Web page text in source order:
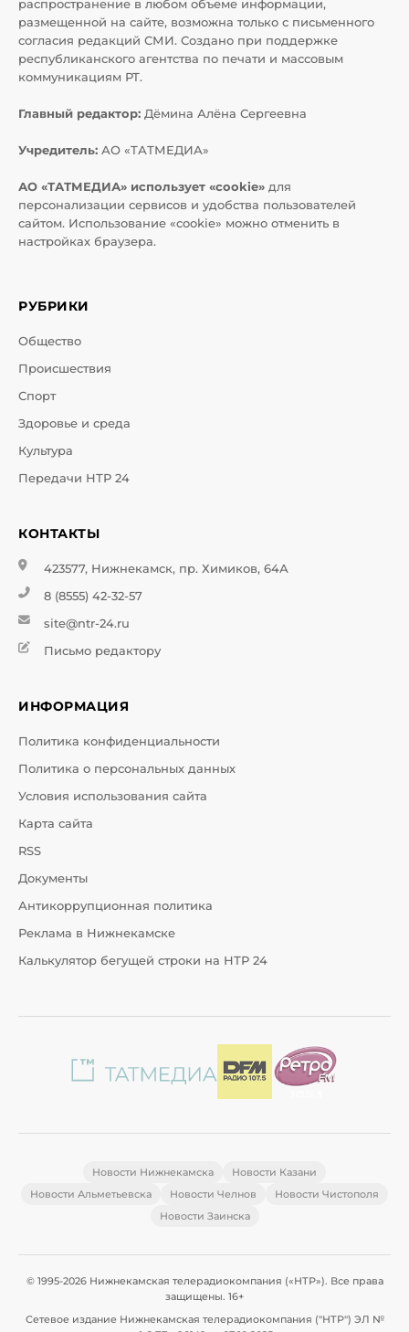
распространение в любом объеме информации,
размещенной на сайте, возможна только с письменного
согласия редакций СМИ. Создано при поддержке
республиканского агентства по печати и массовым
коммуникациям РТ.
Главный редактор: Дёмина Алёна Сергеевна
Учредитель: АО «ТАТМЕДИА»
АО «ТАТМЕДИА» использует «cookie» для
персонализации сервисов и удобства пользователей
сайтом. Использование «cookie» можно отменить в
настройках браузера.
РУБРИКИ
Общество
Происшествия
Спорт
Здоровье и среда
Культура
Передачи НТР 24
КОНТАКТЫ
423577, Нижнекамск, пр. Химиков, 64А
8 (8555) 42-32-57
site@ntr-24.ru
Письмо редактору
ИНФОРМАЦИЯ
Политика конфиденциальности
Политика о персональных данных
Условия использования сайта
Карта сайта
RSS
Документы
Антикоррупционная политика
Реклама в Нижнекамске
Калькулятор бегущей строки на НТР 24
Новости Нижнекамска
Новости Казани
Новости Альметьевска
Новости Челнов
Новости Чистополя
Новости Заинска
© 1995-2026 Нижнекамская телерадиокомпания («НТР»). Все права
защищены. 16+
Сетевое издание Нижнекамская телерадиокомпания ("НТР") ЭЛ №